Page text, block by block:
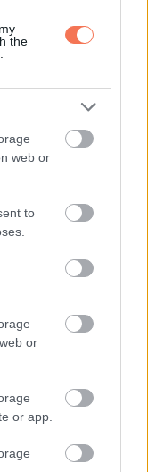
the
web or
to
or
or app.
elvégezték
Hanh
Inkább
nem ismernek,
adtál leckét, hogy
szegény, és senki
bánsz
akik egykor